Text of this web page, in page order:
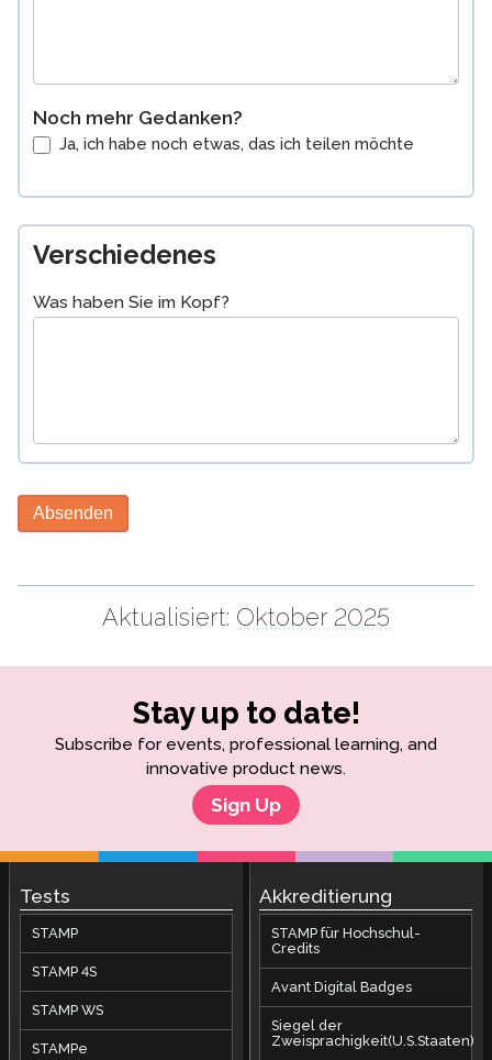
Noch mehr Gedanken?
Ja, ich habe noch etwas, das ich teilen möchte
Verschiedenes
Was haben Sie im Kopf?
Absenden
Aktualisiert: Oktober 2025
Stay up to date!
Subscribe for events, professional learning, and
innovative product news.
Sign Up
Tests
STAMP
STAMP 4S
STAMP WS
STAMPe
Akkreditierung
STAMP für Hochschul-
Credits
Avant Digital Badges
Siegel der
Zweisprachigkeit(U.S.Staaten)